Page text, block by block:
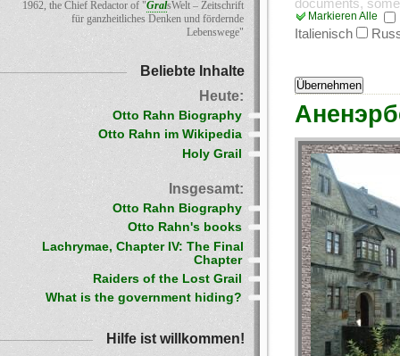
documents,
Markieren Alle
Italienisch
1962, the Chief Redactor of "GralsWelt – Zeitschrift
für ganzheitliches Denken und fördernde
Lebenswege"
Beliebte Inhalte
Heute:
Otto Rahn Biography
Otto Rahn im Wikipedia
Holy Grail
Insgesamt:
Otto Rahn Biography
Otto Rahn's books
Lachrymae, Chapter IV: The Final
Chapter
Raiders of the Lost Grail
What is the government hiding?
Hilfe ist willkommen!